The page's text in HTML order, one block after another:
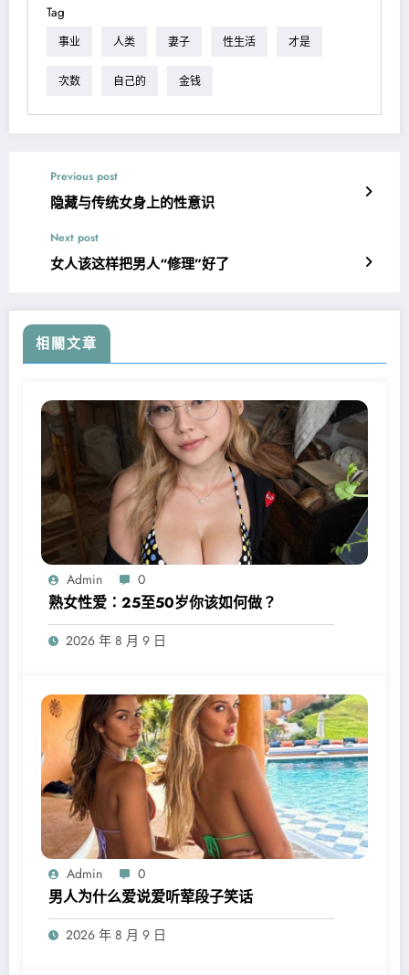
Tag
事业 人类 妻子 性生活 才是
次数 自己的 金钱
Previous post
隐藏与传统女身上的性意识
Next post
女人该这样把男人“修理”好了
相關文章
Admin 0
熟女性爱：25至50岁你该如何做？
2026 年 8 月 9 日
Admin 0
男人为什么爱说爱听荤段子笑话
2026 年 8 月 9 日